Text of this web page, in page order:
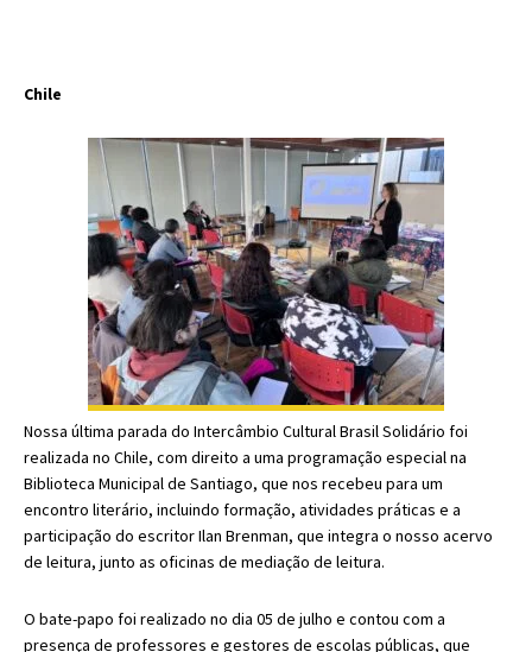
Chile
Nossa última parada do Intercâmbio Cultural Brasil Solidário foi
realizada no Chile, com direito a uma programação especialna
Biblioteca Municipal de Santiago, que nos recebeu para um
encontro literário, incluindo formação, atividades práticas e a
participação do escritor Ilan Brenman, que integra o nosso acervo
de leitura, junto as oficinas de mediação de leitura.
O bate-papo foi realizado no dia 05 de julho e contou com a
presença de professores e gestores de escolas públicas, que